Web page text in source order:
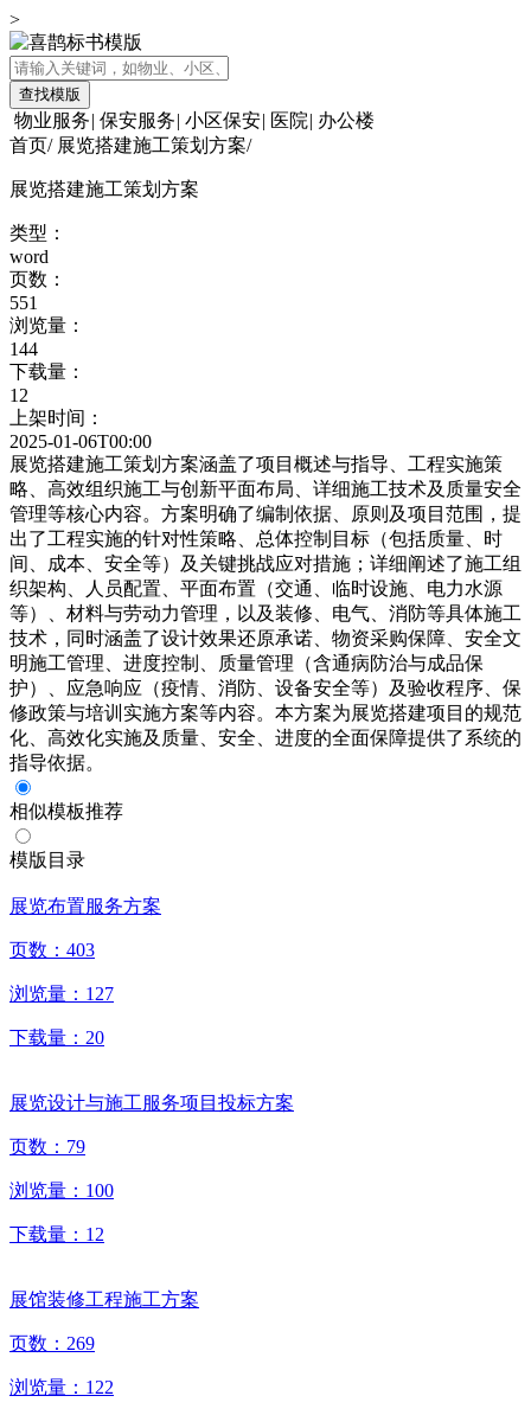
>
查找模版
物业服务| 保安服务| 小区保安| 医院| 办公楼
首页/ 展览搭建施工策划方案/
展览搭建施工策划方案
类型：
word
页数：
551
浏览量：
144
下载量：
12
上架时间：
2025-01-06T00:00
展览搭建施工策划方案涵盖了项目概述与指导、工程实施策
略、高效组织施工与创新平面布局、详细施工技术及质量安全
管理等核心内容。方案明确了编制依据、原则及项目范围，提
出了工程实施的针对性策略、总体控制目标（包括质量、时
间、成本、安全等）及关键挑战应对措施；详细阐述了施工组
织架构、人员配置、平面布置（交通、临时设施、电力水源
等）、材料与劳动力管理，以及装修、电气、消防等具体施工
技术，同时涵盖了设计效果还原承诺、物资采购保障、安全文
明施工管理、进度控制、质量管理（含通病防治与成品保
护）、应急响应（疫情、消防、设备安全等）及验收程序、保
修政策与培训实施方案等内容。本方案为展览搭建项目的规范
化、高效化实施及质量、安全、进度的全面保障提供了系统的
指导依据。
相似模板推荐
模版目录
展览布置服务方案
页数： 403
浏览量： 127
下载量： 20
展览设计与施工服务项目投标方案
页数： 79
浏览量： 100
下载量： 12
展馆装修工程施工方案
页数： 269
浏览量： 122